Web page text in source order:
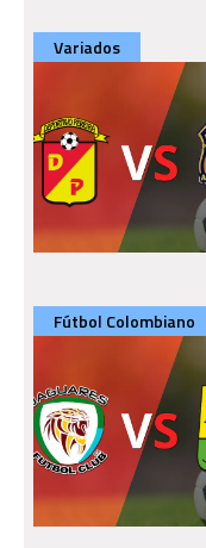
Variados
Fútbol Colombiano